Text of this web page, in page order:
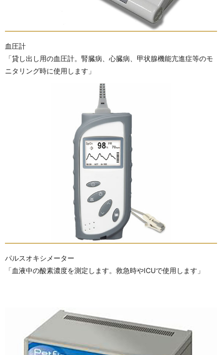
血圧計
「貸し出し用の血圧計。腎臓病、心臓病、甲状腺機能亢進症等のモ
ニタリング時に使用します」
パルスオキシメーター
「血液中の酸素濃度を測定します。救急時やICUで使用します」